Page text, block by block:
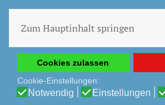
Erfahrung auf unserer Website zu
Cookie-Richtlinie
Datenschutz-
Cookies zulassen
Cookie-Einstellungen:
Notwendig Einstellungen
Zum Hauptinhalt springen